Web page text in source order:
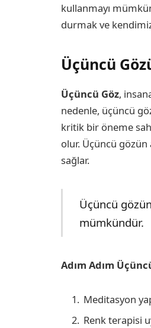
kullanmayı
durmak ve
Üçüncü
Üçüncü Göz,
nedenle, üçüncü
kritik bir öneme
olur. Üçüncü gözün
sağlar.
Üçüncü
mümkündür.
Adım Adım
Meditasyon
Renk terapisi